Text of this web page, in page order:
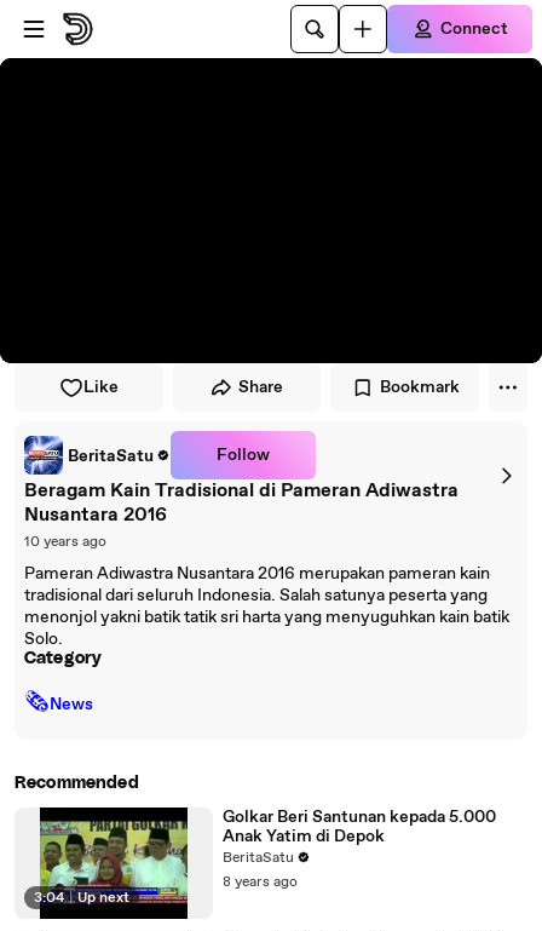
Skip to player
Skip to main content
Connect
Like Share Bookmark
BeritaSatu Follow
Beragam Kain Tradisional di Pameran Adiwastra
Nusantara 2016
10 years ago
Pameran Adiwastra Nusantara 2016 merupakan pameran kain
tradisional dari seluruh Indonesia. Salah satunya peserta yang
menonjol yakni batik tatik sri harta yang menyuguhkan kain batik
Solo.
Category
🗞News
Recommended
3:04 | Up next
Golkar Beri Santunan kepada 5.000
Anak Yatim di Depok
BeritaSatu
8 years ago